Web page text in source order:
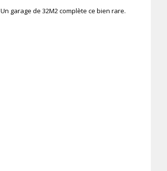
Un garage de 32M2 complète ce bien rare.